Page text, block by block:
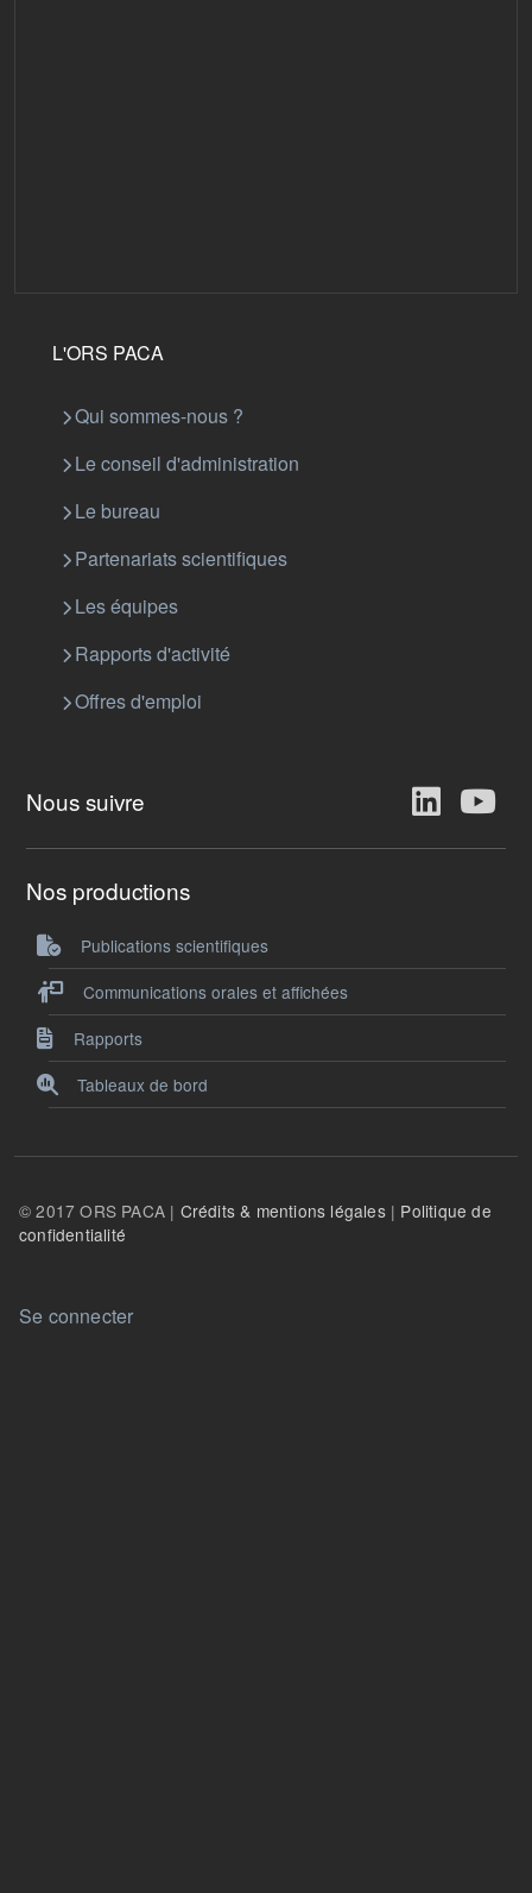
L'ORS PACA
Qui sommes-nous ?
Le conseil d'administration
Le bureau
Partenariats scientifiques
Les équipes
Rapports d'activité
Offres d'emploi
Nous suivre
Nos productions
Publications scientifiques
Communications orales et affichées
Rapports
Tableaux de bord
© 2017 ORS PACA | Crédits & mentions légales| Politique de
confidentialité
User account menu
Se connecter